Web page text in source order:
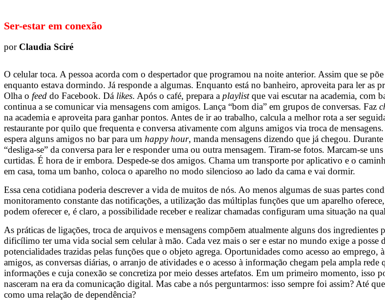
Ser-estar em conexão
por Claudia Sciré
O celular toca. A pessoa acorda com o despertador que programou na noite anterior. Assim que se
enquanto estava dormindo. Já responde a algumas. Enquanto está no banheiro, aproveita para ler as
Olha o feed do Facebook. Dá likes. Após o café, prepara a playlistque vai escutar na academia, com
continua a se comunicar via mensagens com amigos. Lança “bom dia” em grupos de conversas. Faz
na academia e aproveita para ganhar pontos. Antes de ir ao trabalho, calcula a melhor rota a ser
restaurante por quilo que frequenta e conversa ativamente com alguns amigos via troca de
espera alguns amigos no bar para um happy hour, manda mensagens dizendo que já chegou.
“desliga-se” da conversa para ler e responder uma ou outra mensagem. Tiram-se fotos. Marcam-se
curtidas. É hora de ir embora. Despede-se dos amigos. Chama um transporte por aplicativo e o
em casa, toma um banho, coloca o aparelho no modo silencioso ao lado da cama e vai dormir.
Essa cena cotidiana poderia descrever a vida de muitos de nós. Ao menos algumas de suas partes
monitoramento constante das notificações, a utilização das múltiplas funções que um aparelho
podem oferecer e, é claro, a possibilidade receber e realizar chamadas configuram uma situação na
As práticas de ligações, troca de arquivos e mensagens compõem atualmente alguns dos
dificílimo ter uma vida social sem celular à mão. Cada vez mais o ser e estar no mundo exige a posse
potencialidades trazidas pelas funções que o objeto agrega. Oportunidades como acesso ao
amigos, as conversas diárias, o arranjo de atividades e o acesso à informação chegam pela ampla
informações e cuja conexão se concretiza por meio desses artefatos. Em um primeiro momento, isso
nasceram na era da comunicação digital. Mas cabe a nós perguntarmos: isso sempre foi assim? Até
como uma relação de dependência?